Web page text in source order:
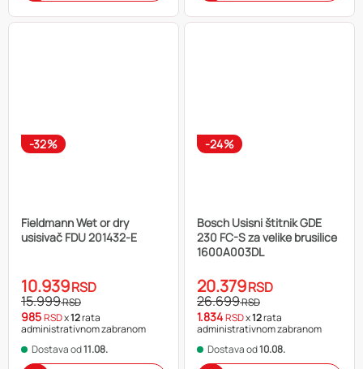
-32%
Fieldmann Wet or dry
usisivač FDU 201432-E
10.939RSD
15.999RSD
985RSDx12rata
administrativnom zabranom
Dostava od11.08.
-24%
Bosch Usisni štitnik GDE
230 FC-S za velike brusilice
1600A003DL
20.379RSD
26.699RSD
1.834RSDx12rata
administrativnom zabranom
Dostava od10.08.